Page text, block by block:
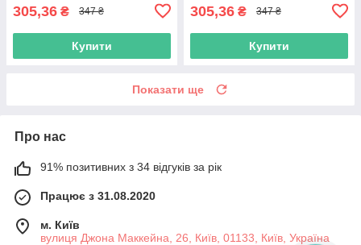
305,36 ₴ 347 ₴
Купити
305,36 ₴ 347 ₴
Купити
Показати ще
Про нас
91% позитивних з 34 відгуків за рік
Працює з 31.08.2020
м. Київ
вулиця Джона Маккейна, 26, Київ, 01133, Київ, Україна